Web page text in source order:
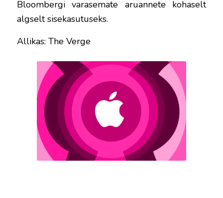
Bloombergi varasemate aruannete kohaselt
algselt sisekasutuseks.
Allikas: The Verge